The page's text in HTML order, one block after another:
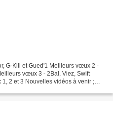
G-Kill et Gued'1 Meilleurs vœux 2 -
vœux 3 - 2Bal, Viez, Swift
2 et 3 Nouvelles vidéos à venir ;